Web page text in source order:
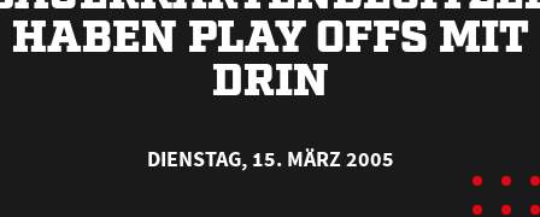
HABEN PLAY OFFS MIT
DRIN
DIENSTAG, 15. MÄRZ 2005